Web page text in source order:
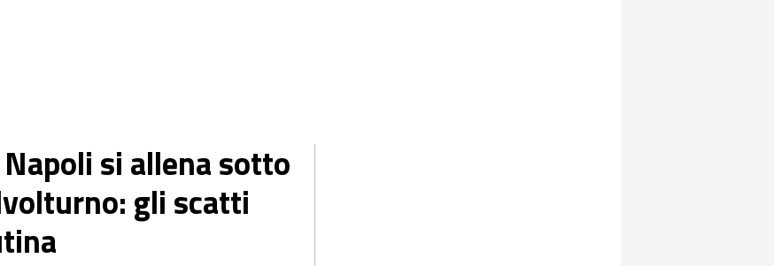
Napoli si allena sotto
gli scatti